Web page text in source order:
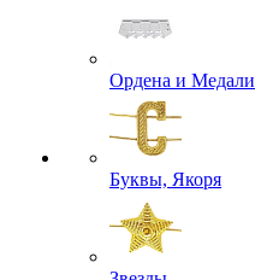
Ордена и Медали
Буквы, Якоря